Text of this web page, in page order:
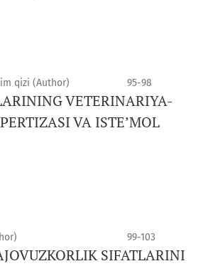
qizi (Author) 95-98
VETERINARIYA-
VA ISTE’MOL
99-103
SIFATLARINI